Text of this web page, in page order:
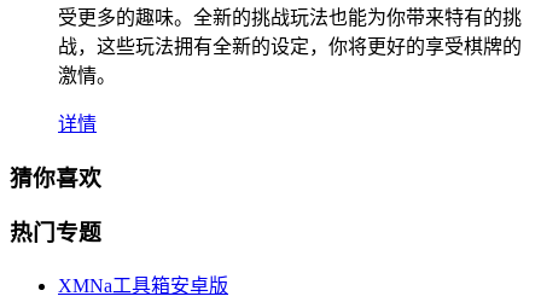
受更多的趣味。全新的挑战玩法也能为你带来特有的挑
战，这些玩法拥有全新的设定，你将更好的享受棋牌的
激情。
详情
猜你喜欢
热门专题
XMNa工具箱安卓版